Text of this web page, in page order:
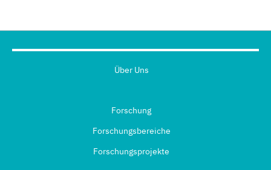
Über Uns
Forschung
Forschungsbereiche
Forschungsprojekte